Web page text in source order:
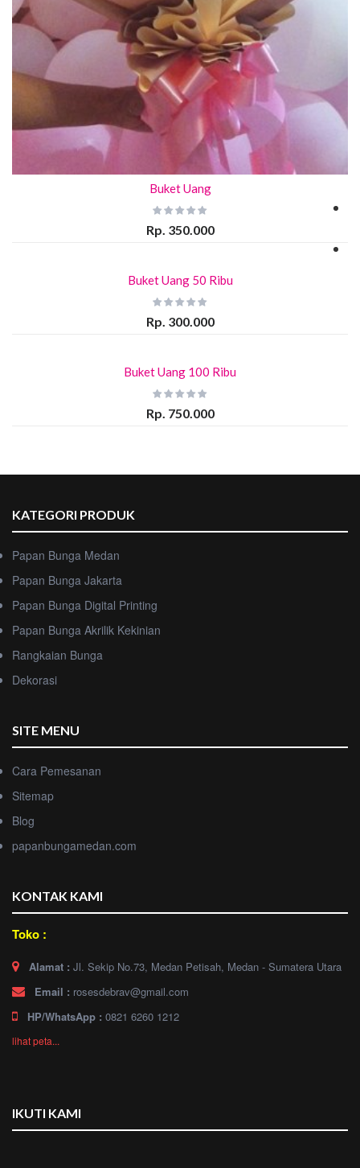
Buket Uang
Rp. 350.000
Buket Uang 50 Ribu
Rp. 300.000
Buket Uang 100 Ribu
Rp. 750.000
KATEGORI PRODUK
Papan Bunga Medan
Papan Bunga Jakarta
Papan Bunga Digital Printing
Papan Bunga Akrilik Kekinian
Rangkaian Bunga
Dekorasi
SITE MENU
Cara Pemesanan
Sitemap
Blog
papanbungamedan.com
KONTAK KAMI
Toko :
Alamat : Jl. Sekip No.73, Medan Petisah, Medan - Sumatera Utara
Email : rosesdebrav@gmail.com
HP/WhatsApp : 0821 6260 1212
lihat peta...
IKUTI KAMI